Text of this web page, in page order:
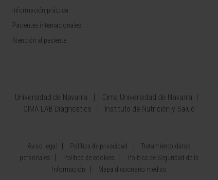
Información práctica
Pacientes internacionales
Atención al paciente
Universidad de Navarra
Cima Universidad de Navarra
CIMA LAB Diagnostics
Instituto de Nutrición y Salud
Aviso legal Política de privacidad
Tratamiento datos
personales
Política de cookies
Política de Seguridad de la
Información
Mapa diccionario médico